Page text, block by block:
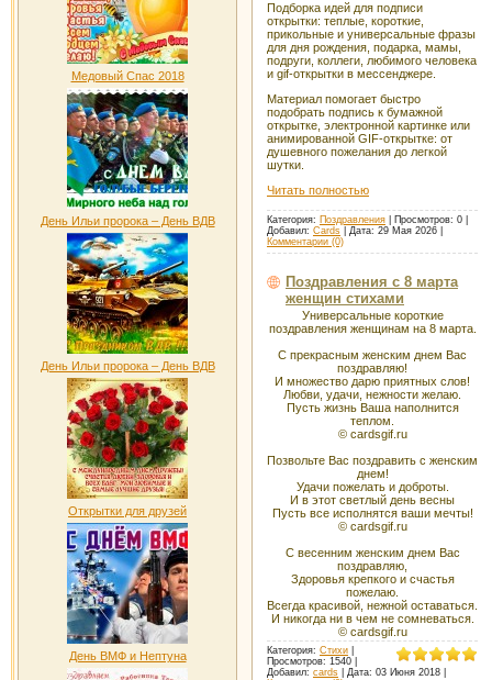
Медовый Спас 2018
День Ильи пророка – День ВДВ
День Ильи пророка – День ВДВ
Открытки для друзей
День ВМФ и Нептуна
Подборка идей для подписи
открытки: теплые, короткие,
прикольные и универсальные фразы
для дня рождения, подарка, мамы,
подруги, коллеги, любимого человека
и gif-открытки в мессенджере.
Материал помогает быстро
подобрать подпись к бумажной
открытке, электронной картинке или
анимированной GIF-открытке: от
душевного пожелания до легкой
шутки.
Читать полностью
Категория: Поздравления Просмотров: 0
Добавил: Cards Дата: 29 Мая 2026
Комментарии (0)
Поздравления с 8 марта
женщин стихами
Универсальные короткие
поздравления женщинам на 8 марта.
С прекрасным женским днем Вас
поздравляю!
И множество дарю приятных слов!
Любви, удачи, нежности желаю.
Пусть жизнь Ваша наполнится
теплом.
© cardsgif.ru
Позвольте Вас поздравить с женским
днем!
Удачи пожелать и доброты.
И в этот светлый день весны
Пусть все исполнятся ваши мечты!
© cardsgif.ru
С весенним женским днем Вас
поздравляю,
Здоровья крепкого и счастья
пожелаю.
Всегда красивой, нежной оставаться.
И никогда ни в чем не сомневаться.
© cardsgif.ru
Категория: Стихи
Просмотров: 1540
Добавил: cards Дата: 03 Июня 2018